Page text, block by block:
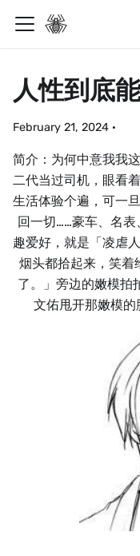
人性到底
February 21, 2024 ·
简介：为何中意我我
二代当过司机，眼看
生活体验个遍，可一
回一切……豪车、名
趣爱好，就是「凌虐
烟头都拾起来，笑着
了。」旁边的嫩模拍
文佑甩开那嫩模